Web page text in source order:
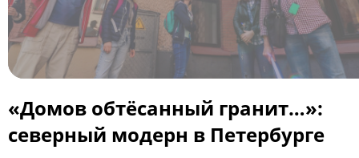
«Домов обтёсанный гранит…»:
северный модерн в Петербурге